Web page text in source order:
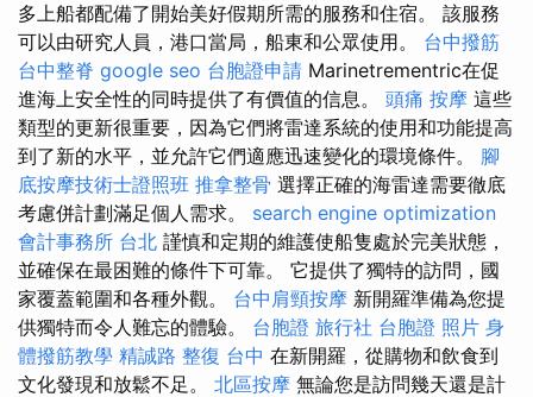
多上船都配備了開始美好假期所需的服務和住宿。 該服務
可以由研究人員，港口當局，船東和公眾使用。 台中撥筋
台中整脊 google seo 台胞證申請 Marinetrementric在促
進海上安全性的同時提供了有價值的信息。 頭痛 按摩 這些
類型的更新很重要，因為它們將雷達系統的使用和功能提高
到了新的水平，並允許它們適應迅速變化的環境條件。 腳
底按摩技術士證照班 推拿整骨 選擇正確的海雷達需要徹底
考慮併計劃滿足個人需求。 search engine optimization
會計事務所 台北 謹慎和定期的維護使船隻處於完美狀態，
並確保在最困難的條件下可靠。 它提供了獨特的訪問，國
家覆蓋範圍和各種外觀。 台中肩頸按摩 新開羅準備為您提
供獨特而令人難忘的體驗。 台胞證 旅行社 台胞證 照片 身
體撥筋教學 精誠路 整復 台中 在新開羅，從購物和飲食到
文化發現和放鬆不足。 北區按摩 無論您是訪問幾天還是計